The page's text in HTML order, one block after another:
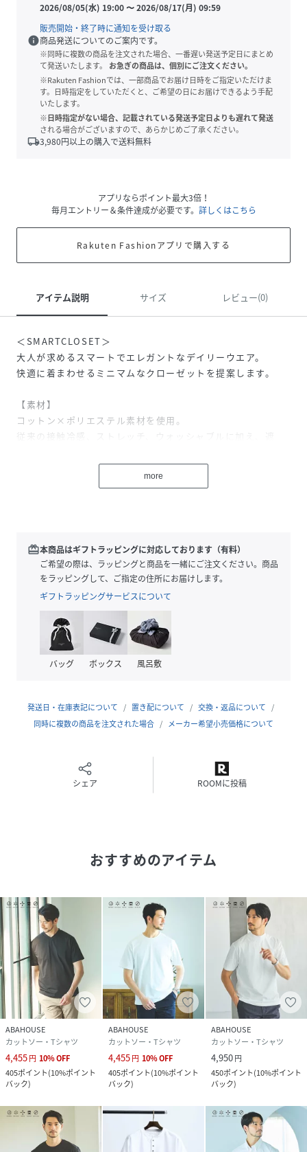
2026/08/05(水) 19:00〜2026/08/17(月) 09:59
販売開始・終了時に通知を受け取る
info商品発送についてのご案内です。
※同時に複数の商品を注文された場合、一番遅い発送予定日にまとめ
て発送いたします。
お急ぎの商品は、個別にご注文ください。
※Rakuten Fashionでは、一部商品でお届け日時をご指定いただけま
す。日時指定をしていただくと、ご希望の日にお届けできるよう手配
いたします。
※日時指定がない場合、記載されている発送予定日よりも遅れて発送
される場合がございますので、あらかじめご了承ください。
local_shipping3,980円以上の購入で送料無料
アプリならポイント最大3倍！
毎月エントリー＆条件達成が必要です。 詳しくはこちら
Rakuten Fashionアプリで購入する
アイテム説明 サイズ レビュー(0)
＜SMARTCLOSET＞
大人が求めるスマートでエレガントなデイリーウエア。
快適に着まわせるミニマムなクローゼットを提案します。
【素材】
コットン×ポリエステル素材を使用。
従来の接触冷感、ストレッチ、ウォッシャブルに加え、遮
さらにシルクのような光沢・肌触りをもたらすシルケット加
工を施し、高級感とエレガントできれいめな素材に仕上げま
パターン設計にこだわり、すっきり着こなせるヘンリーネッ
クTシャツ。
緩やかな衿元のカーブラインがスマートな顔周りを演出しま
ボタンの開け閉め具合で、スキッパーの抜け感も保ちつつ、
シーンによって着こなしにアレンジを加えられます。
【コーディネート】
だけます。
同素材半袖Tシャツ品番：71529321000
同素材半袖ポロシャツ品番：71529321001
メンズ
原産国 中国
素材 コットン75% ポリエステル25%
サイズ 44、46、48、50
クリーニング 洗濯機可
品番
SD2586_71529321003
71529321003-7H-3H SD2586)
more
redeem本商品はギフトラッピングに対応しております（有料）
ご希望の際は、ラッピングと商品を一緒にご注文ください。商品
をラッピングして、ご指定の住所にお届けします。
ギフトラッピングサービスについて
バッグ ボックス 風呂敷
発送日・在庫表記について 置き配について
交換・返品について
同時に複数の商品を注文された場合
メーカー希望小売価格について
シェア ROOMに投稿
おすすめのアイテム
ABAHOUSE
カットソー・Tシャツ
4,455円 10%OFF
405ポイント(10%ポイント
バック)
ABAHOUSE
カットソー・Tシャツ
4,455円 10%OFF
405ポイント(10%ポイント
バック)
ABAHOUSE
カットソー・Tシャツ
4,950円
450ポイント(10%ポイント
バック)